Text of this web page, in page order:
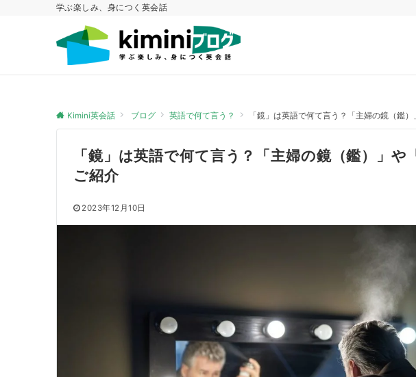
学ぶ楽しみ、身につく英会話
Kimini英会話 ブログ 英語で何て言う？ 「鏡」は英語で何て言う？「主婦の鏡（鑑
「鏡」は英語で何て言う？「主婦の鏡（鑑）」や
ご紹介
2023年12月10日